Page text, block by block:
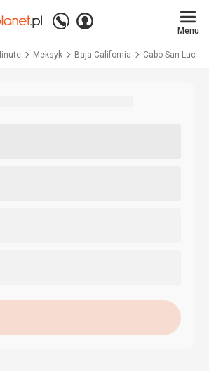
Zadzwoń
+48 71 771 76 55
Zaloguj
Menu
Meksyk Baja California Cabo San Lucas